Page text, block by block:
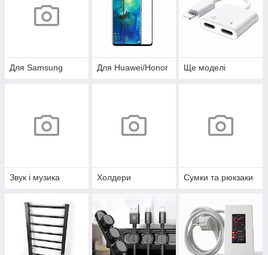
Для Samsung Для Huawei/Honor Ще моделі
Звук і музика Холдери Сумки та рюкзаки